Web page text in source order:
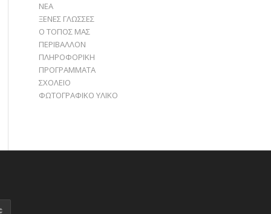
ΝΕΑ
ΞΕΝΕΣ ΓΛΩΣΣΕΣ
Ο ΤΟΠΟΣ ΜΑΣ
ΠΕΡΙΒΑΛΛΟΝ
ΠΛΗΡΟΦΟΡΙΚΗ
ΠΡΟΓΡΑΜΜΑΤΑ
ΣΧΟΛΕΙΟ
ΦΩΤΟΓΡΑΦΙΚΟ ΥΛΙΚΟ